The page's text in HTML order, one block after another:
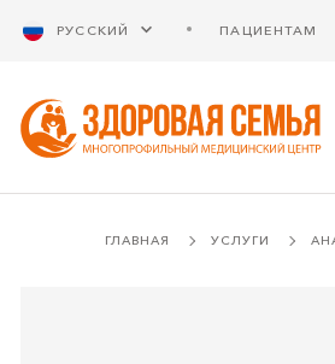
РУССКИЙ ПАЦИЕНТАМ
ГЛАВНАЯ УСЛУГИ